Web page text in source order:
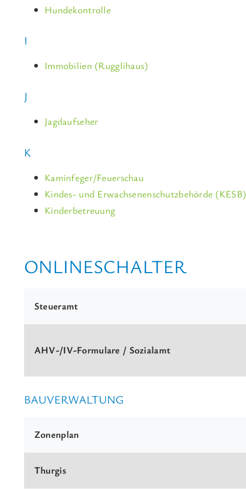
Hundekontrolle
I
Immobilien (Rugglihaus)
J
Jagdaufseher
K
Kaminfeger/Feuerschau
Kindes- und Erwachsenenschutzbehörde (KESB)
Kinderbetreuung
ONLINESCHALTER
Steueramt
AHV-/IV-Formulare / Sozialamt
BAUVERWALTUNG
Zonenplan
Thurgis